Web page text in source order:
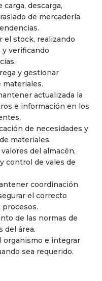
carga, descarga,
de mercadería
el stock, realizando
verificando
y gestionar
materiales.
actualizada la
e información en los
de necesidades y
materiales.
del almacén,
control de vales de
coordinación
el correcto
de las normas de
del área.
organismo e integrar
sea requerido.